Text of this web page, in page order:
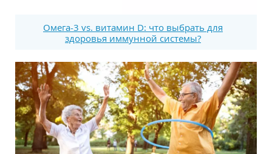
Омега-3 vs. витамин D: что выбрать для
здоровья иммунной системы?